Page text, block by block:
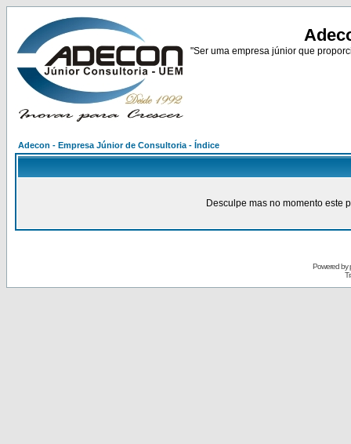
"Ser uma empresa júnior que
Adecon - Empresa Júnior de Consultoria - Índice
Desculpe mas no momento este
Powered by